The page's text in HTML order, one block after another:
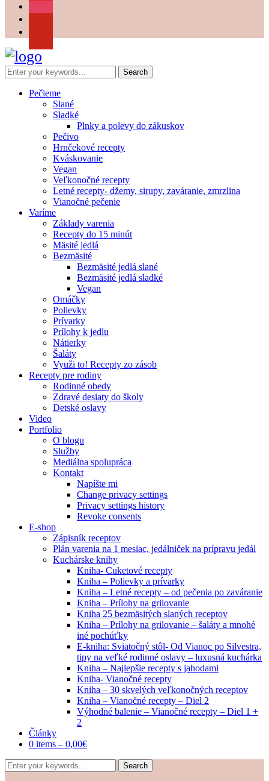
Pečieme
Slané
Sladké
Plnky a polevy do zákuskov
Pečivo
Hrnčekové recepty
Kváskovanie
Vegan
Veľkonočné recepty
Letné recepty- džemy, sirupy, zaváranie, zmrzlina
Vianočné pečenie
Varíme
Základy varenia
Recepty do 15 minút
Mäsité jedlá
Bezmäsité
Bezmäsité jedlá slané
Bezmäsité jedlá sladké
Vegan
Omáčky
Polievky
Prívarky
Prílohy k jedlu
Nátierky
Šaláty
Využi to! Recepty zo zásob
Recepty pre rodiny
Rodinné obedy
Zdravé desiaty do školy
Detské oslavy
Video
Portfolio
O blogu
Služby
Mediálna spolupráca
Kontakt
Napíšte mi
Change privacy settings
Privacy settings history
Revoke consents
E-shop
Zápisník receptov
Plán varenia na 1 mesiac, jedálniček na prípravu jedál
Kuchárske knihy
Kniha- Cuketové recepty
Kniha – Polievky a prívarky
Kniha – Letné recepty – od pečenia po zaváranie
Kniha – Prílohy na grilovanie
Kniha 25 bezmäsitých slaných receptov
Kniha – Prílohy na grilovanie – šaláty a mnohé
iné pochúťky
E-kniha: Sviatočný stôl- Od Vianoc po Silvestra,
tipy na veľké rodinné oslavy – luxusná kuchárka
Kniha – Najlepšie recepty s jahodami
Kniha- Vianočné recepty
Kniha – 30 skvelých veľkonočných receptov
Kniha – Vianočné recepty – Diel 2
Výhodné balenie – Vianočné recepty – Diel 1 +
2
Články
0 items – 0,00€